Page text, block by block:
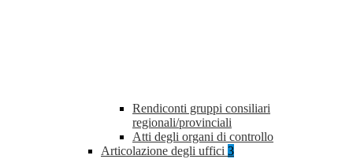
Rendiconti gruppi consiliari
regionali/provinciali
Atti degli organi di controllo
Articolazione degli uffici 3